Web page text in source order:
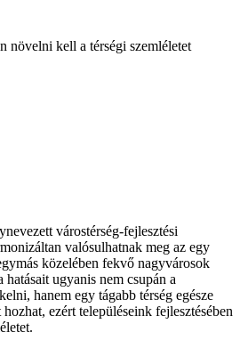
növelni kell a térségi szemléletet
várostérség-fejlesztési
valósulhatnak meg az egy
közelében fekvő nagyvárosok
ugyanis nem csupán a
hanem egy tágabb térség egésze
ezért településeink fejlesztésében